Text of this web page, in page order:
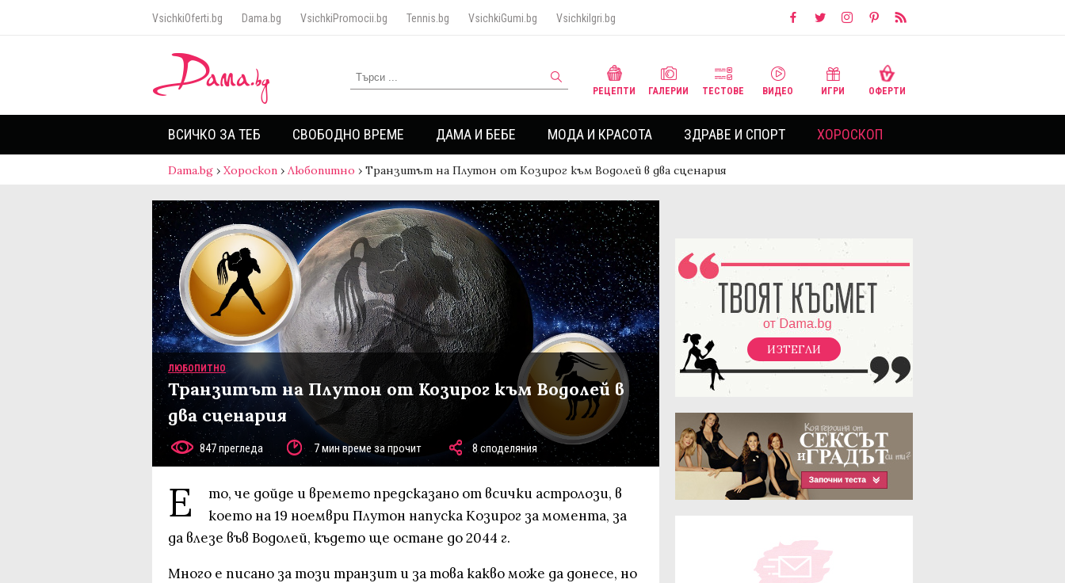
VsichkiOferti.bg Dama.bg VsichkiPromocii.bg Tennis.bg VsichkiGumi.bg VsichkiIgri.bg
РЕЦЕПТИ ГАЛЕРИИ ТЕСТОВЕ ВИДЕО ИГРИ ОФЕРТИ
ВСИЧКО ЗА ТЕБ СВОБОДНО ВРЕМЕ ДАМА И БЕБЕ МОДА И КРАСОТА ЗДРАВЕ И СПОРТ ХОРОСКОП
Dama.bg › Хороскоп › Любопитно › Транзитът на Плутон от Козирог към Водолей в два сценария
ЛЮБОПИТНО
Транзитът на Плутон от Козирог към Водолей в
два сценария
847 прегледа 7 мин време за прочит 8 споделяния
Е
то, че дойде и времето предсказано от всички астролози, в
което на 19 ноември Плутон напуска Козирог за момента, за
да влезе във Водолей, където ще остане до 2044 г.
Много е писано за този транзит и за това какво може да донесе, но
ИЗТЕГЛИ